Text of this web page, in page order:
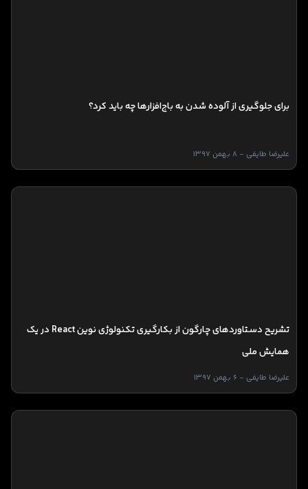
برای جلوگیری از آلوده شدن به باج‌افزارها چه باید کرد؟
علیرضا طایفی - 8 بهمن 1397
تشریح دستاوردهای چارگون از بکارگیری تکنولوژی نوین React در یک
همایش ملی
علیرضا طایفی - 6 بهمن 1397